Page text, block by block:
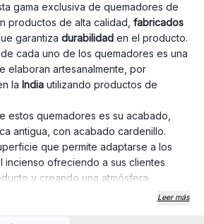
gama exclusiva de quemadores de
productos de alta calidad, fabricados
garantiza durabilidad en el producto.
cada uno de los quemadores es una
elaboran artesanalmente, por
la India utilizando productos de
estos quemadores es su acabado,
antigua, con acabado cardenillo.
que permite adaptarse a los
incienso ofreciendo a sus clientes
y creando una atmósfera
Leer más